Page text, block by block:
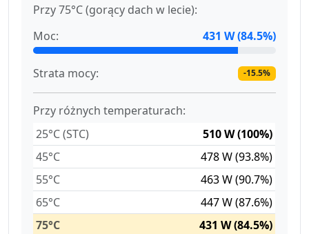
Przy 75°C (gorący dach w lecie):
Moc:
431 W (84.5%)
Strata mocy: -15.5%
Przy różnych temperaturach:
25°C (STC)
510 W (100%)
45°C
478 W (93.8%)
55°C
463 W (90.7%)
65°C
447 W (87.6%)
75°C
431 W (84.5%)